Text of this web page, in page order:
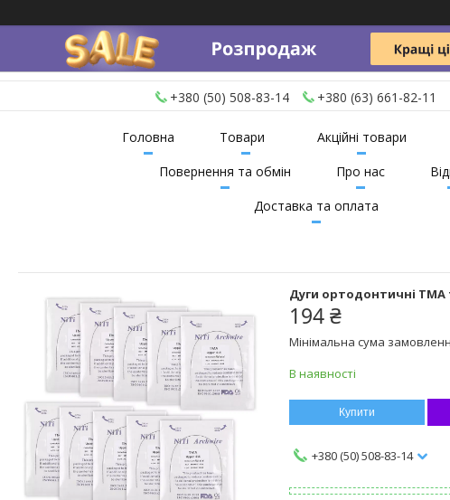
+380 (50) 508-83-14 +380 (63) 661-82-11
Головна Товари Акційні товари
Повернення та обмін
Про нас
Доставка та оплата
Дуги ортодонтичні
194 ₴
Мінімальна сума
В наявності
Купити
+380 (50) 508-83-14